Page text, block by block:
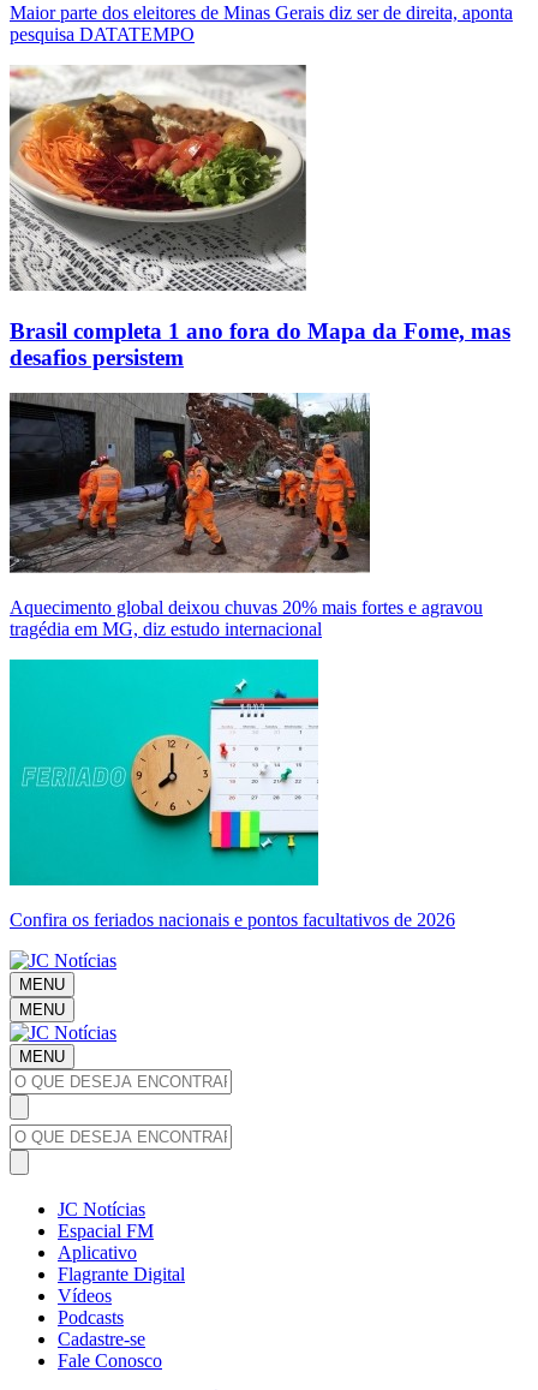
Maior parte dos eleitores de Minas Gerais diz ser de direita, aponta
pesquisa DATATEMPO
Brasil completa 1 ano fora do Mapa da Fome, mas
desafios persistem
Aquecimento global deixou chuvas 20% mais fortes e agravou
tragédia em MG, diz estudo internacional
Confira os feriados nacionais e pontos facultativos de 2026
MENU
MENU
MENU
JC Notícias
Espacial FM
Aplicativo
Flagrante Digital
Vídeos
Podcasts
Cadastre-se
Fale Conosco